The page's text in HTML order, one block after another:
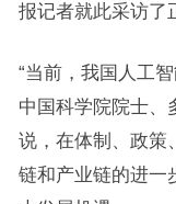
报记者就此采访了
“当前，我国人工
中国科学院院士、
说，在体制、政策
链和产业链的进一